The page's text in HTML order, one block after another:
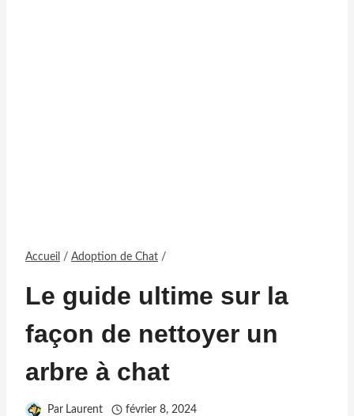
Accueil / Adoption de Chat /
Le guide ultime sur la
façon de nettoyer un
arbre à chat
Par Laurent
février 8, 2024